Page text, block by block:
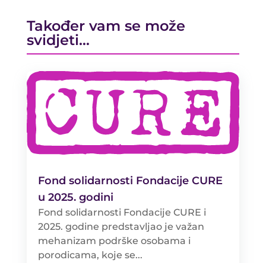
Također vam se može
svidjeti…
Fond solidarnosti Fondacije CURE
u 2025. godini
Fond solidarnosti Fondacije CURE i
2025. godine predstavljao je važan
mehanizam podrške osobama i
porodicama, koje se...